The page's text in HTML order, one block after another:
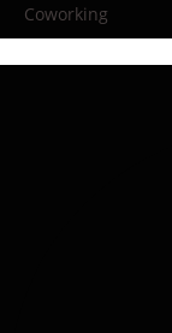
Coworking